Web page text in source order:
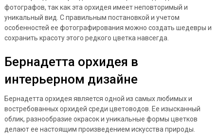
фотографов, так как эта орхидея имеет неповторимый и
уникальный вид. С правильным постановкой и учетом
особенностей ее фотографирования можно создать шедевры и
сохранить красоту этого редкого цветка навсегда.
Бернадетта орхидея в
интерьерном дизайне
Бернадетта орхидея является одной из самых любимых и
востребованных орхидей среди цветоводов. Ее изысканный
облик, разнообразие окрасок и уникальные формы цветков
делают ее настоящим произведением искусства природы.